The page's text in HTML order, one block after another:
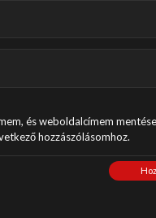
és weboldalcímem
hozzászólásomhoz.